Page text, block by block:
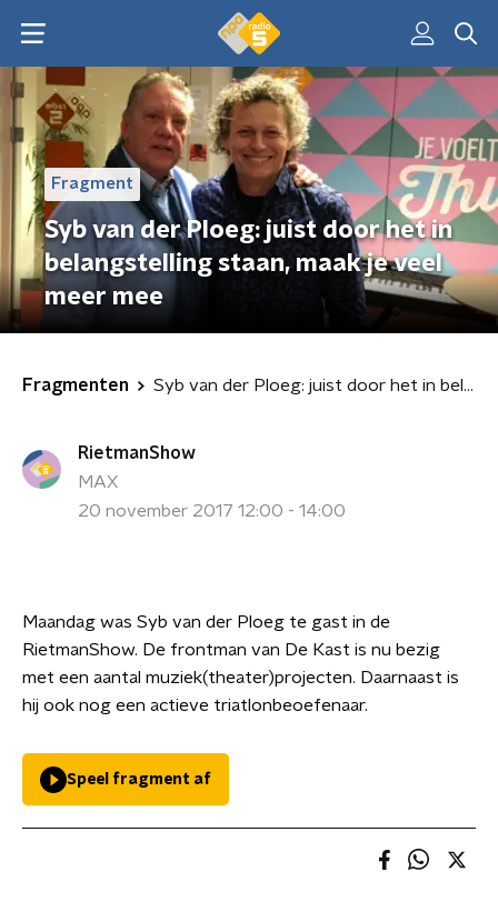
Fragment
Syb van der Ploeg: juist door het in
belangstelling staan, maak je veel
meer mee
Fragmenten Syb van der Ploeg: juist door het in belangstelling staan, maak je veel meer mee
RietmanShow
MAX
20 november 2017 12:00 - 14:00
Maandag was Syb van der Ploeg te gast in de
RietmanShow. De frontman van De Kast is nu bezig
met een aantal muziek(theater)projecten. Daarnaast is
hij ook nog een actieve triatlonbeoefenaar.
Speel fragment af